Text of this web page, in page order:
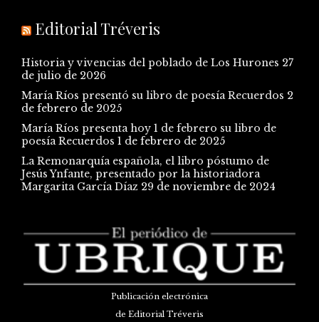
Editorial Tréveris
Historia y vivencias del poblado de Los Hurones 27
de julio de 2026
María Ríos presentó su libro de poesía Recuerdos 2
de febrero de 2025
María Ríos presenta hoy 1 de febrero su libro de
poesía Recuerdos 1 de febrero de 2025
La Remonarquía española, el libro póstumo de
Jesús Ynfante, presentado por la historiadora
Margarita García Díaz 29 de noviembre de 2024
Publicación electrónica
de Editorial Tréveris